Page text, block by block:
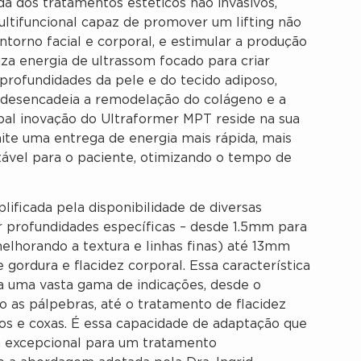
dos tratamentos estéticos não invasivos,
capaz de promover um lifting não
facial e corporal, e estimular a produção
energia de ultrassom focado para criar
da pele e do tecido adiposo,
a remodelação do colágeno e a
inovação do Ultraformer MPT reside na sua
uma entrega de energia mais rápida, mais
para o paciente, otimizando o tempo de
pela disponibilidade de diversas
específicas – desde 1.5mm para
a textura e linhas finas) até 13mm
gordura e flacidez corporal. Essa característica
vasta gama de indicações, desde o
as pálpebras, até o tratamento de flacidez
e coxas. É essa capacidade de adaptação que
para um tratamento